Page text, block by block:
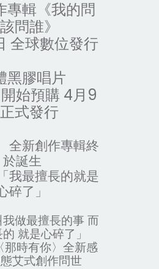
專輯《我的問
問誰》
全球數位發行
黑膠唱片
始預購 4月9
式發行
新創作專輯終
於誕生
我最擅長的就是
碎了」
我做最擅長的事 而
就是心碎了」
那時有你〉全新感
艾式創作問世